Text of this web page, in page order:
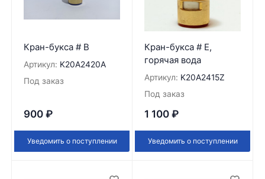
Кран-букса # B
Артикул: K20A2420A
Под заказ
900 ₽
Уведомить о поступлении
Кран-букса # E,
горячая вода
Артикул: K20A2415Z
Под заказ
1 100 ₽
Уведомить о поступлении